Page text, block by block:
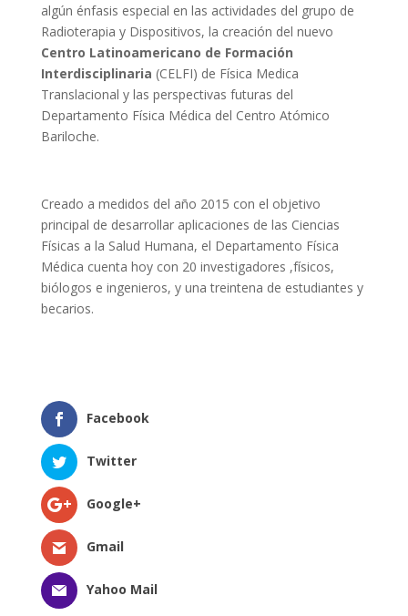
algún énfasis especial en las actividades del grupo de
Radioterapia y Dispositivos, la creación del nuevo
Centro Latinoamericano de Formación
Interdisciplinaria (CELFI) de Física Medica
Translacional y las perspectivas futuras del
Departamento Física Médica del Centro Atómico
Bariloche.
Creado a medidos del año 2015 con el objetivo
principal de desarrollar aplicaciones de las Ciencias
Físicas a la Salud Humana, el Departamento Física
Médica cuenta hoy con 20 investigadores ,físicos,
biólogos e ingenieros, y una treintena de estudiantes y
becarios.
Facebook
Twitter
Google+
Gmail
Yahoo Mail